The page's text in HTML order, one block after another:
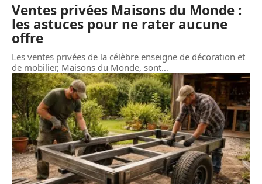
Ventes privées Maisons du Monde :
les astuces pour ne rater aucune
offre
Les ventes privées de la célèbre enseigne de décoration et
de mobilier, Maisons du Monde, sont…